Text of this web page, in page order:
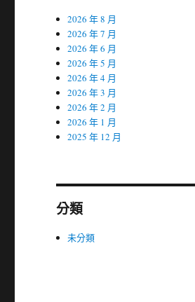
2026 年 8 月
2026 年 7 月
2026 年 6 月
2026 年 5 月
2026 年 4 月
2026 年 3 月
2026 年 2 月
2026 年 1 月
2025 年 12 月
分類
未分類